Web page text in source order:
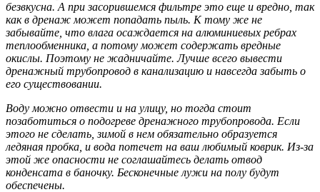
безвкусна. А при засорившемся фильтре это еще и вредно, так
как в дренаж может попадать пыль. К тому же не
забывайте, что влага осаждается на алюминиевых ребрах
теплообменника, а потому может содержать вредные
окислы. Поэтому не жадничайте. Лучше всего вывести
дренажный трубопровод в канализацию и навсегда забыть о
его существовании.
Воду можно отвести и на улицу, но тогда стоит
позаботиться о подогреве дренажного трубопровода. Если
этого не сделать, зимой в нем обязательно образуется
ледяная пробка, и вода потечет на ваш любимый коврик. Из-за
этой же опасности не соглашайтесь делать отвод
конденсата в баночку. Бесконечные лужи на полу будут
обеспечены.